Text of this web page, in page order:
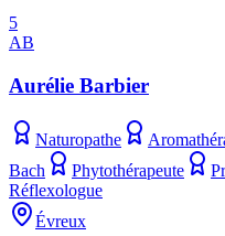
5
AB
Aurélie Barbier
Naturopathe
Bach
Phytothérapeute
Réflexologue
Évreux